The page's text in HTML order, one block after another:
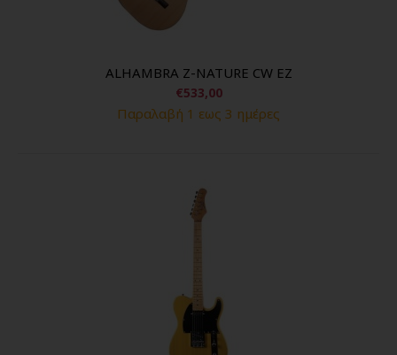
ALHAMBRA Z-NATURE CW EZ
€533,00
Παραλαβή 1 εως 3 ημέρες